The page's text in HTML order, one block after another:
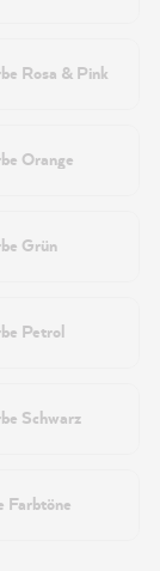
Rosa & Pink
Orange
Grün
Petrol
Schwarz
Farbtöne